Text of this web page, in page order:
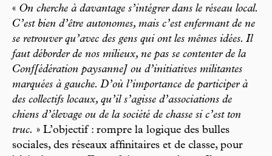
« On cherche à davantage s’intégrer dans le réseau local.
C’est bien d’être autonomes, mais c’est enfermant de ne
se retrouver qu’avec des gens qui ont les mêmes idées. Il
faut déborder de nos milieux, ne pas se contenter de la
Conf[édération paysanne] ou d’initiatives militantes
marquées à gauche. D’où l’importance de participer à
des collectifs locaux, qu’il s’agisse d’associations de
chiens d’élevage ou de la société de chasse si c’est ton
truc. » L’objectif : rompre la logique des bulles
sociales, des réseaux affinitaires et de classe, pour